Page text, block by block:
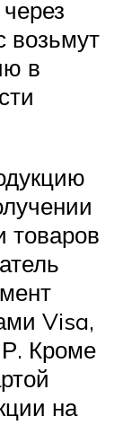
возьмут
в
товаров
Visa,
Кроме
на